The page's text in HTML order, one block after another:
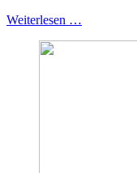
Weiterlesen …